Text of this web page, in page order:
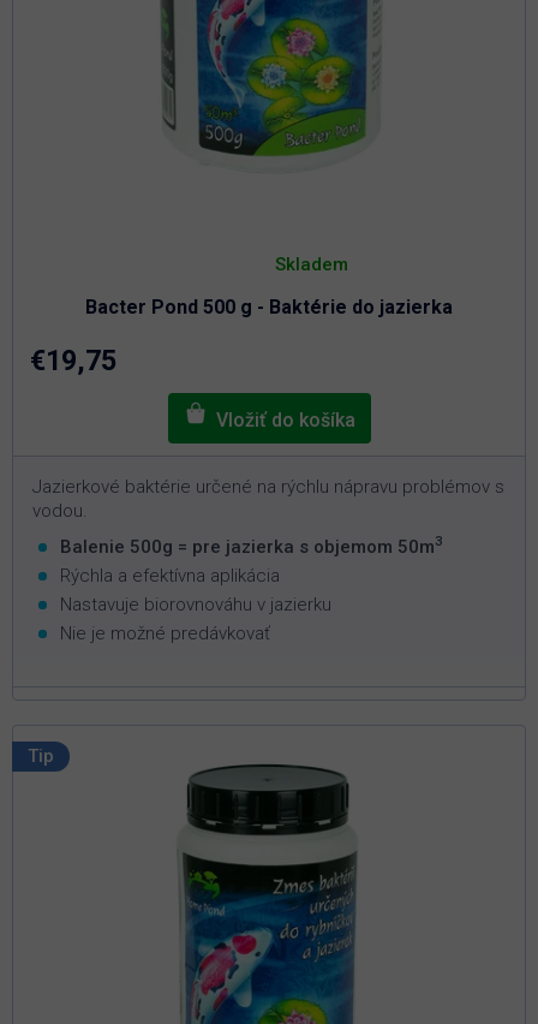
Bacter Pond 500 g - Baktérie do jazierka
hodnotenie
je
5,0
Skladem
€19,75
Jazierkové baktérie určené na rýchlu nápravu problémov s
vodou.
Balenie 500g = pre jazierka s objemom 50m3
Rýchla a efektívna aplikácia
Nastavuje biorovnováhu v jazierku
Nie je možné predávkovať
Tip